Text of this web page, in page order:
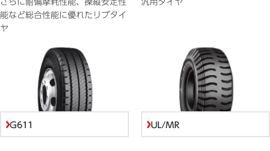
さらに耐偏摩耗性能、操縦安定性
能など総合性能に優れたリブタイ
ヤ
汎用タイヤ
G611 UL/MR